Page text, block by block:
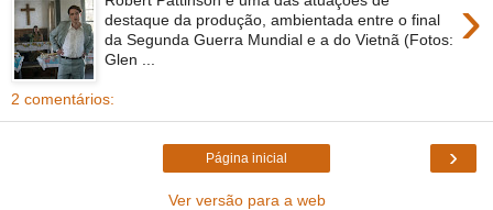
›
destaque da produção, ambientada entre o final
da Segunda Guerra Mundial e a do Vietnã (Fotos:
Glen ...
2 comentários:
›
Página inicial
Ver versão para a web